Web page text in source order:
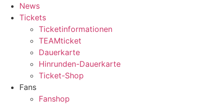
News
Tickets
Ticketinformationen
TEAMticket
Dauerkarte
Hinrunden-Dauerkarte
Ticket-Shop
Fans
Fanshop